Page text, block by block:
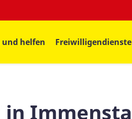
helfen Freiwilligendienste
in